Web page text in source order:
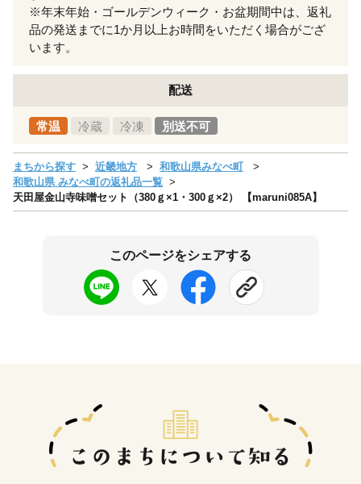
※年末年始・ゴールデンウィーク・お盆期間中は、返礼
品の発送までに1か月以上お時間をいただく場合がござ
います。
配送
常温 冷蔵 冷凍 別送不可
まちから探す 近畿地方
和歌山県みなべ町
和歌山県 みなべ町の返礼品一覧
天田屋金山寺味噌セット（380ｇ×1・300ｇ×2） 【maruni085A】
このページをシェアする